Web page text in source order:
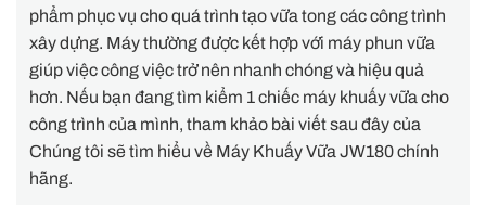
phẩm phục vụ cho quá trình tạo vữa tong các công trình
xây dựng. Máy thường được kết hợp với máy phun vữa
giúp việc công việc trở nên nhanh chóng và hiệu quả
hơn. Nếu bạn đang tìm kiểm 1 chiếc máy khuấy vữa cho
công trình của mình, tham khảo bài viết sau đây của
Chúng tôi sẽ tìm hiểu về Máy Khuấy Vữa JW180 chính
hãng.